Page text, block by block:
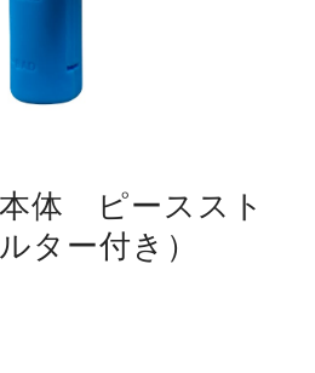
体 ピーススト
ター付き）